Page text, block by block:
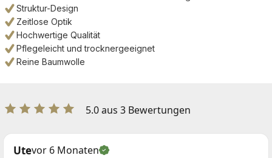
Struktur-Design
Zeitlose Optik
Hochwertige Qualität
Pflegeleicht und trocknergeeignet
Reine Baumwolle
5.0 aus 3 Bewertungen
Utevor 6 Monaten